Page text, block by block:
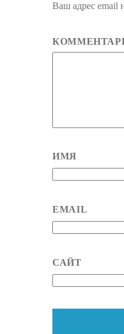
Ваш адрес email
ИМЯ
EMAIL
САЙТ